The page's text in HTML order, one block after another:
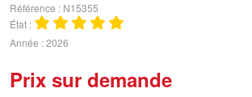
Référence
N15355
État
Année 2026
Prix sur demande